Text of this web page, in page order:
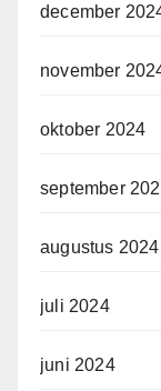
december
november
oktober 2024
september
augustus 2024
juli 2024
juni 2024